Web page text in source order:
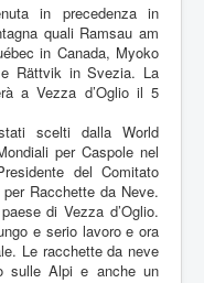
in precedenza in
quali Ramsau am
in Canada, Myoko
Rättvik in Svezia. La
a Vezza d’Oglio il 5
scelti dalla World
per Caspole nel
del Comitato
Racchette da Neve.
di Vezza d’Oglio.
e serio lavoro e ora
Le racchette da neve
sulle Alpi e anche un